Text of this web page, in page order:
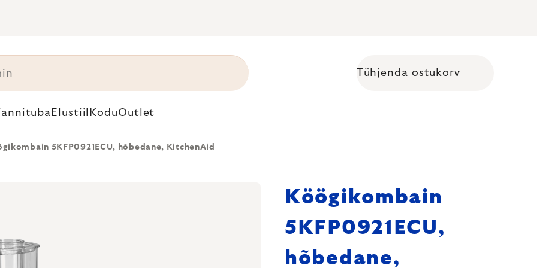
Tühjenda ostukorv
Elustiil KoduOutlet
5KFP0921ECU, hõbedane, KitchenAid
Köögikombain
5KFP0921ECU,
hõbedane,